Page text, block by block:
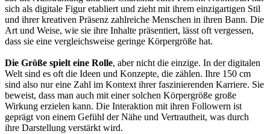
sich als digitale Figur etabliert und zieht mit ihrem einzigartigen Stil
und ihrer kreativen Präsenz zahlreiche Menschen in ihren Bann. Die
Art und Weise, wie sie ihre Inhalte präsentiert, lässt oft vergessen,
dass sie eine vergleichsweise geringe Körpergröße hat.
Die Größe spielt eine Rolle, aber nicht die einzige. In der digitalen
Welt sind es oft die Ideen und Konzepte, die zählen. Ihre 150 cm
sind also nur eine Zahl im Kontext ihrer faszinierenden Karriere. Sie
beweist, dass man auch mit einer solchen Körpergröße große
Wirkung erzielen kann. Die Interaktion mit ihren Followern ist
geprägt von einem Gefühl der Nähe und Vertrautheit, was durch
ihre Darstellung verstärkt wird.